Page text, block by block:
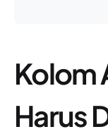
Kolom
Harus